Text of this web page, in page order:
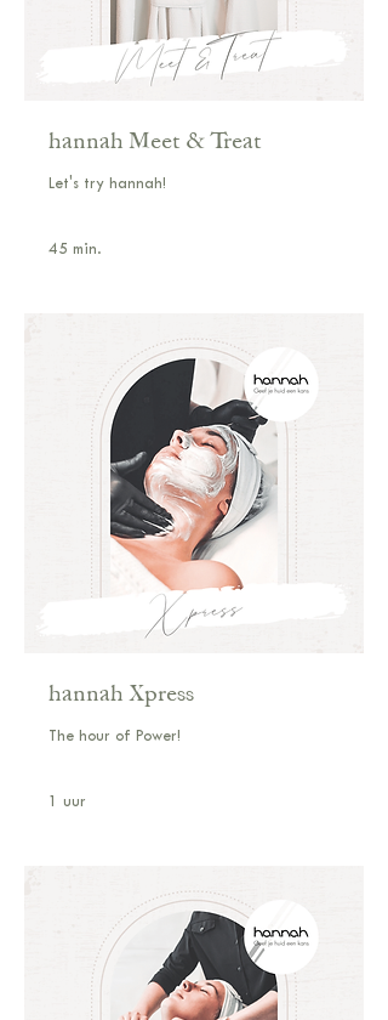
hannah Meet & Treat
Let's try hannah!
45 min.
hannah Xpress
The hour of Power!
1 uur